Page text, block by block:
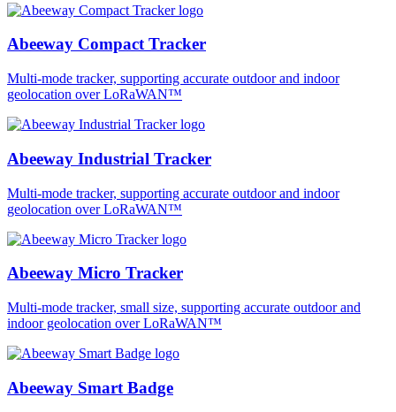
Abeeway Compact Tracker
Multi-mode tracker, supporting accurate outdoor and indoor
geolocation over LoRaWAN™
Abeeway Industrial Tracker
Multi-mode tracker, supporting accurate outdoor and indoor
geolocation over LoRaWAN™
Abeeway Micro Tracker
Multi-mode tracker, small size, supporting accurate outdoor and
indoor geolocation over LoRaWAN™
Abeeway Smart Badge